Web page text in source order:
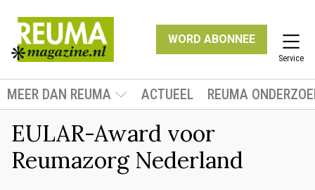
WORD ABONNEE
Service
MEER DAN REUMA ACTUEEL REUMA
EULAR-Award voor
Reumazorg Nederland